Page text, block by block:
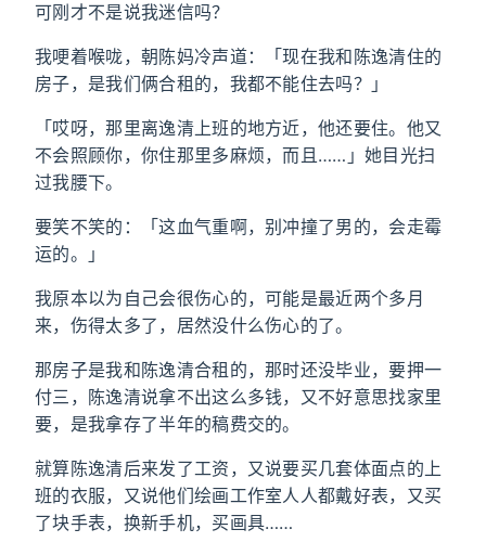
可刚才不是说我迷信吗？
我哽着喉咙，朝陈妈冷声道：「现在我和陈逸清住的
房子，是我们俩合租的，我都不能住去吗？」
「哎呀，那里离逸清上班的地方近，他还要住。他又
不会照顾你，你住那里多麻烦，而且……」她目光扫
过我腰下。
要笑不笑的：「这血气重啊，别冲撞了男的，会走霉
运的。」
我原本以为自己会很伤心的，可能是最近两个多月
来，伤得太多了，居然没什么伤心的了。
那房子是我和陈逸清合租的，那时还没毕业，要押一
付三，陈逸清说拿不出这么多钱，又不好意思找家里
要，是我拿存了半年的稿费交的。
就算陈逸清后来发了工资，又说要买几套体面点的上
班的衣服，又说他们绘画工作室人人都戴好表，又买
了块手表，换新手机，买画具……